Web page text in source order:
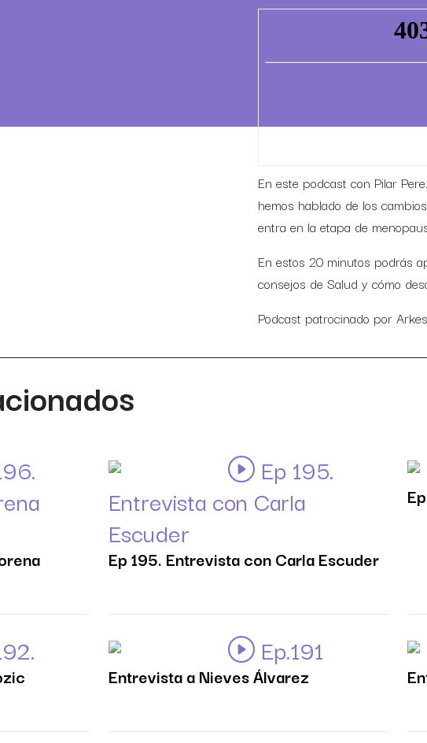
En este podcast con Pilar
hemos hablado de los
entra en la etapa de
En estos 20 minutos podrás
consejos de Salud y cómo
Podcast patrocinado por
Ep 195.
Entrevista con Carla
Escuder
Ep 195. Entrevista con Carla Escuder
Ep.191
Entrevista a Nieves Álvarez